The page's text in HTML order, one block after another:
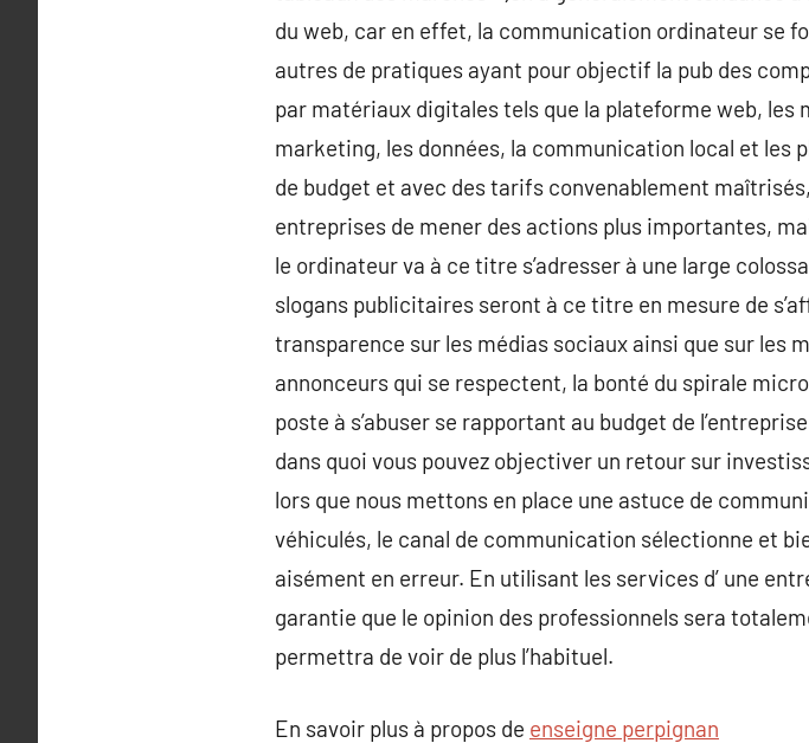
du web, car en effet, la communication ordinateur se
autres de pratiques ayant pour objectif la pub des
par matériaux digitales tels que la plateforme web, les
marketing, les données, la communication local et les
de budget et avec des tarifs convenablement
entreprises de mener des actions plus importantes,
le ordinateur va à ce titre s’adresser à une large
slogans publicitaires seront à ce titre en mesure de
transparence sur les médias sociaux ainsi que sur les
annonceurs qui se respectent, la bonté du spirale
poste à s’abuser se rapportant au budget de
dans quoi vous pouvez objectiver un retour sur
lors que nous mettons en place une astuce de
véhiculés, le canal de communication sélectionne et
aisément en erreur. En utilisant les services d’ une
garantie que le opinion des professionnels sera
permettra de voir de plus l’habituel.
En savoir plus à propos de enseigne perpignan